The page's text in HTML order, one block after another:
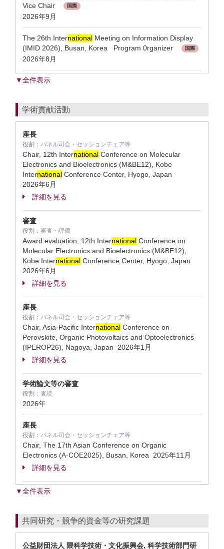
Vice Chair
国際
2026年9月
The 26th International Meeting on Information Display
(IMID 2026), Busan, Korea Program 0rganizer
国際
2026年8月
▼全件表示
学術貢献活動
座長
役割： パネル司会・セッションチェア等
Chair, 12th International Conference on Molecular
Electronics and Bioelectronics (M&BE12), Kobe
International Conference Center, Hyogo, Japan
2026年6月
詳細を見る
審査
役割： 審査・評価
Award evaluation, 12th International Conference on
Molecular Electronics and Bioelectronics (M&BE12),
Kobe International Conference Center, Hyogo, Japan
2026年6月
詳細を見る
座長
役割： パネル司会・セッションチェア等
Chair, Asia-Pacific International Conference on
Perovskite, Organic Photovoltaics and Optoelectronics
(IPEROP26), Nagoya, Japan 2026年1月
詳細を見る
学術論文等の審査
役割： 査読
2026年
座長
役割： パネル司会・セッションチェア等
Chair, The 17th Asian Conference on Organic
Electronics (A-COE2025), Busan, Korea 2025年11月
詳細を見る
▼全件表示
共同研究・競争的資金等の研究課題
公益財団法人 隈科学技術・文化振興会, 科学技術部門研